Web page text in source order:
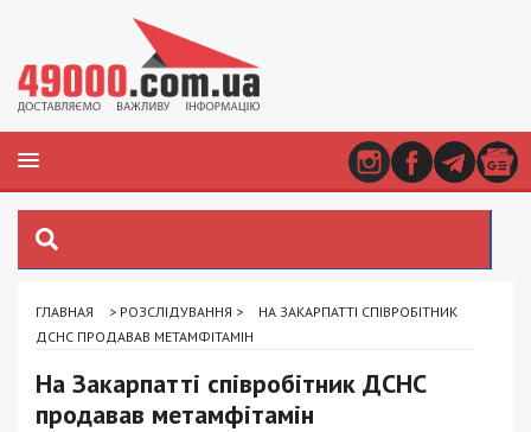
ГЛАВНАЯ > РОЗСЛІДУВАННЯ >
НА ЗАКАРПАТТІ СПІВРОБІТНИК
ДСНС ПРОДАВАВ МЕТАМФІТАМІН
На Закарпатті співробітник ДСНС
продавав метамфітамін